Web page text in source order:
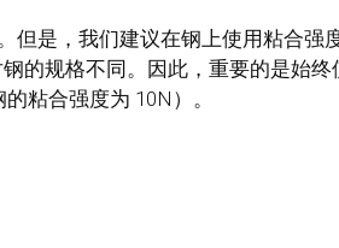
是，我们建议在钢上使用粘合强
的规格不同。因此，重要的是始终
粘合强度为 10N）。